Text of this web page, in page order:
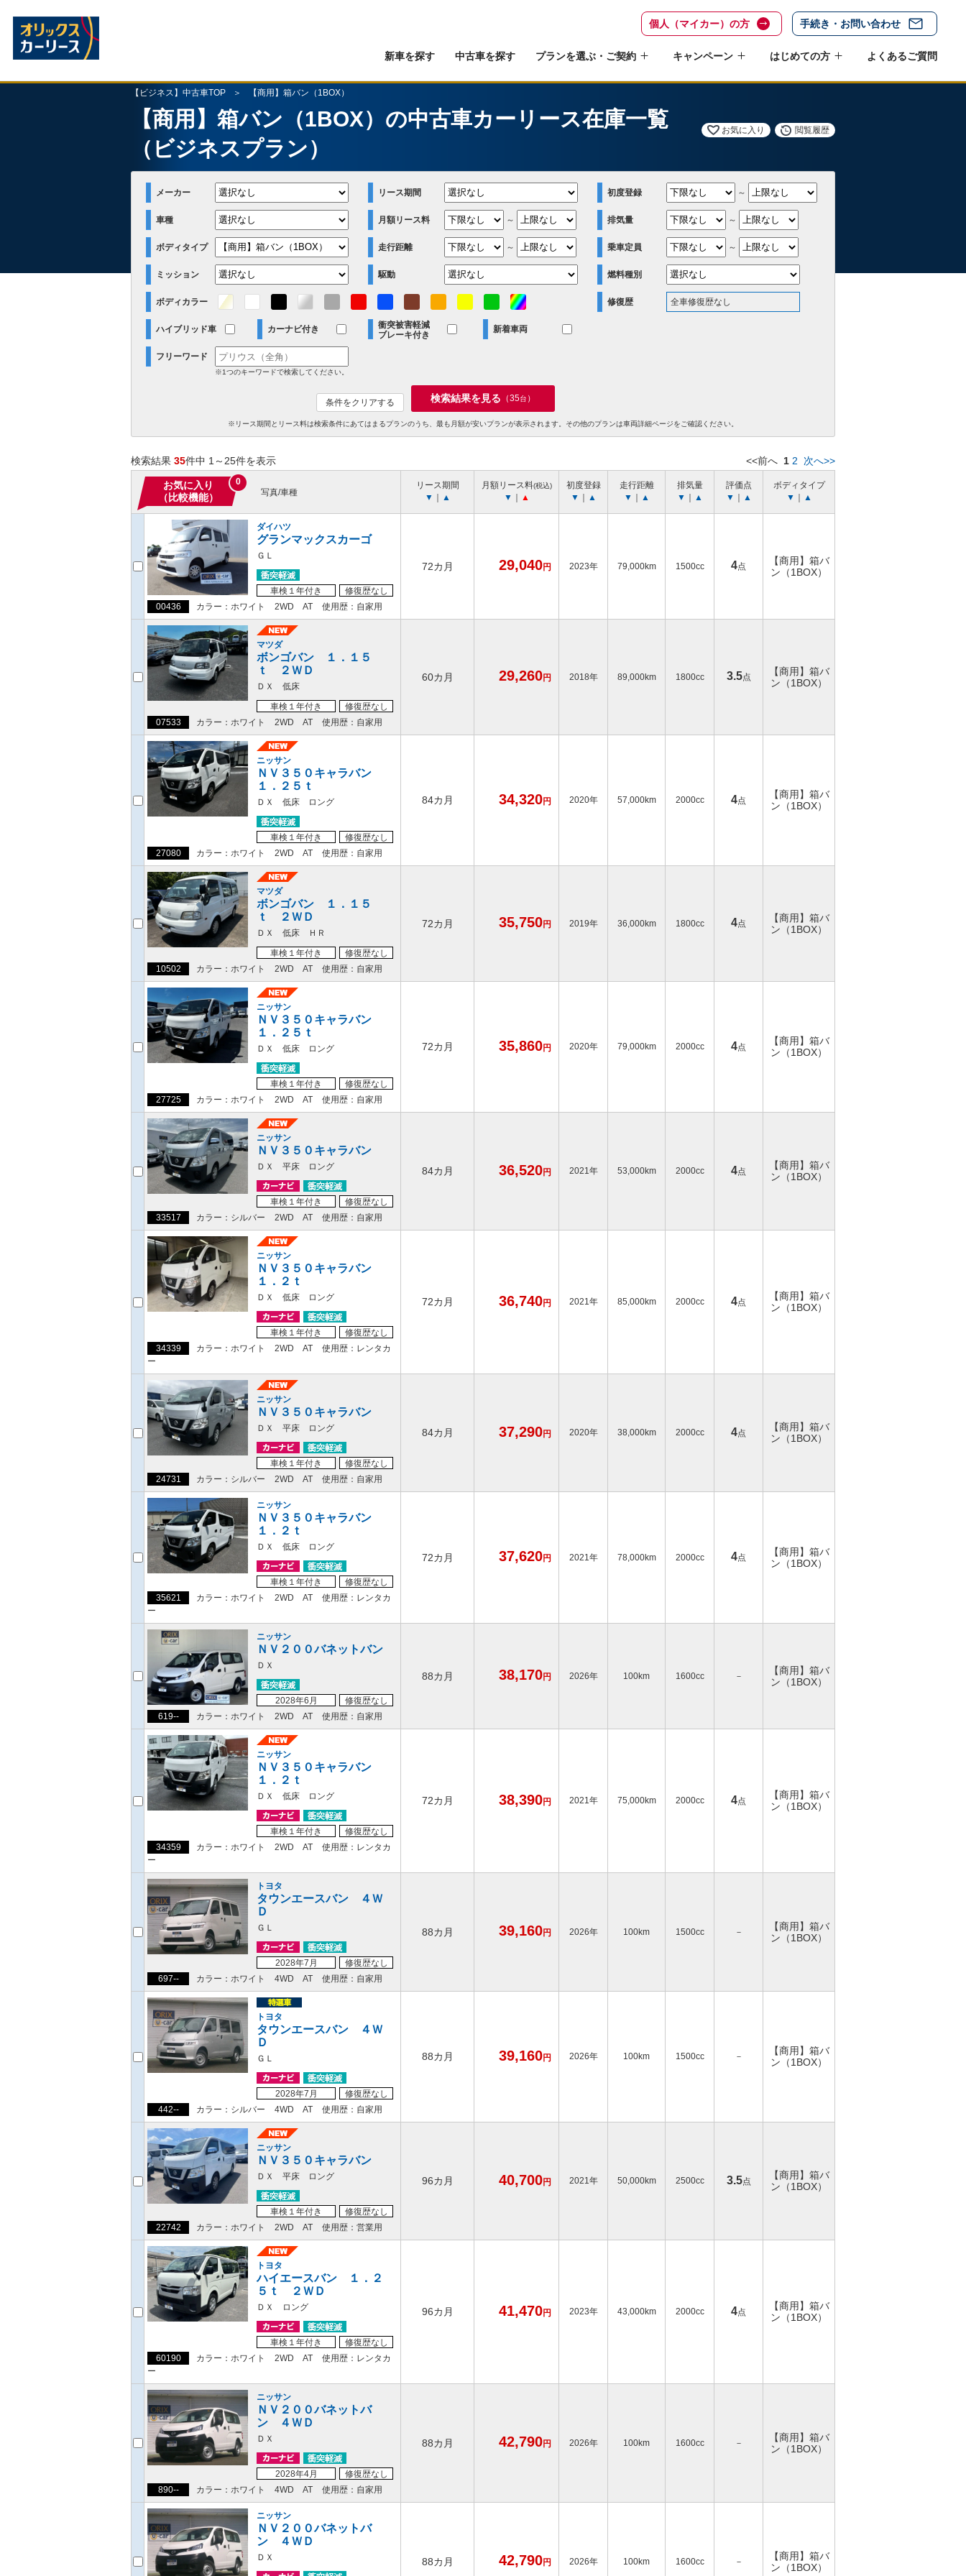
個人（マイカー）の方 手続き・お問い合わせ
新車を探す 中古車を探す プランを選ぶ・ご契約 キャンペーン はじめての方 よくあるご質問
【ビジネス】中古車TOP 【商用】箱バン（1BOX）
【商用】箱バン（1BOX）の中古車カーリース在庫一覧
（ビジネスプラン）
お気に入り 閲覧履歴
メーカー リース期間 初度登録 ～
車種 月額リース料 ～ 排気量 ～
ボディタイプ 走行距離 ～ 乗車定員 ～
ミッション 駆動 燃料種別
ボディカラー 修復歴 全車修復歴なし
ハイブリッド車 カーナビ付き
衝突被害軽減
ブレーキ付き
新着車両
フリーワード
※1つのキーワードで検索してください。
条件をクリアする 検索結果を見る （35台 ）
※リース期間とリース料は検索条件にあてはまるプランのうち、最も月額が安いプランが表示されます。その他のプランは車両詳細ページをご確認ください。
検索結果 35件中 1～25件を表示 <<前へ 1 2 次へ>>
お気に入り
（比較機能）
0
写真/車種
リース期間
▼
▲
月額リース料(税込)
▼ ▲
初度登録
▼
▲
走行距離
▼
▲
排気量
▼
▲
評価点
▼
▲
ボディタイプ
▼
▲
ダイハツ
グランマックスカーゴ
ＧＬ
車検１年付き
修復歴なし
00436
カラー：ホワイト 2WD AT 使用歴：自家用
72カ月 29,040円 2023年 79,000km 1500cc 4点
【商用】箱バ
ン（1BOX）
マツダ
ボンゴバン １．１５
ｔ ２ＷＤ
ＤＸ 低床
車検１年付き
修復歴なし
07533
カラー：ホワイト 2WD AT 使用歴：自家用
60カ月 29,260円 2018年 89,000km 1800cc 3.5点
【商用】箱バ
ン（1BOX）
ニッサン
ＮＶ３５０キャラバン
１．２５ｔ
ＤＸ 低床 ロング
車検１年付き
修復歴なし
27080
カラー：ホワイト 2WD AT 使用歴：自家用
84カ月 34,320円 2020年 57,000km 2000cc 4点
【商用】箱バ
ン（1BOX）
マツダ
ボンゴバン １．１５
ｔ ２ＷＤ
ＤＸ 低床 ＨＲ
車検１年付き
修復歴なし
10502
カラー：ホワイト 2WD AT 使用歴：自家用
72カ月 35,750円 2019年 36,000km 1800cc 4点
【商用】箱バ
ン（1BOX）
ニッサン
ＮＶ３５０キャラバン
１．２５ｔ
ＤＸ 低床 ロング
車検１年付き
修復歴なし
27725
カラー：ホワイト 2WD AT 使用歴：自家用
72カ月 35,860円 2020年 79,000km 2000cc 4点
【商用】箱バ
ン（1BOX）
ニッサン
ＮＶ３５０キャラバン
ＤＸ 平床 ロング
車検１年付き
修復歴なし
33517
カラー：シルバー 2WD AT 使用歴：自家用
84カ月 36,520円 2021年 53,000km 2000cc 4点
【商用】箱バ
ン（1BOX）
ニッサン
ＮＶ３５０キャラバン
１．２ｔ
ＤＸ 低床 ロング
車検１年付き
修復歴なし
34339
カラー：ホワイト 2WD AT
使用歴：レンタカ
ー
72カ月 36,740円 2021年 85,000km 2000cc 4点
【商用】箱バ
ン（1BOX）
ニッサン
ＮＶ３５０キャラバン
ＤＸ 平床 ロング
車検１年付き
修復歴なし
24731
カラー：シルバー 2WD AT 使用歴：自家用
84カ月 37,290円 2020年 38,000km 2000cc 4点
【商用】箱バ
ン（1BOX）
ニッサン
ＮＶ３５０キャラバン
１．２ｔ
ＤＸ 低床 ロング
車検１年付き
修復歴なし
35621
カラー：ホワイト 2WD AT
使用歴：レンタカ
ー
72カ月 37,620円 2021年 78,000km 2000cc 4点
【商用】箱バ
ン（1BOX）
ニッサン
ＮＶ２００バネットバン
ＤＸ
2028年6月
修復歴なし
619--
カラー：ホワイト 2WD AT 使用歴：自家用
88カ月 38,170円 2026年 100km 1600cc －
【商用】箱バ
ン（1BOX）
ニッサン
ＮＶ３５０キャラバン
１．２ｔ
ＤＸ 低床 ロング
車検１年付き
修復歴なし
34359
カラー：ホワイト 2WD AT
使用歴：レンタカ
ー
72カ月 38,390円 2021年 75,000km 2000cc 4点
【商用】箱バ
ン（1BOX）
トヨタ
タウンエースバン ４Ｗ
Ｄ
ＧＬ
2028年7月
修復歴なし
697--
カラー：ホワイト 4WD AT 使用歴：自家用
88カ月 39,160円 2026年 100km 1500cc －
【商用】箱バ
ン（1BOX）
トヨタ
タウンエースバン ４Ｗ
Ｄ
ＧＬ
2028年7月
修復歴なし
442--
カラー：シルバー 4WD AT 使用歴：自家用
88カ月 39,160円 2026年 100km 1500cc －
【商用】箱バ
ン（1BOX）
ニッサン
ＮＶ３５０キャラバン
ＤＸ 平床 ロング
車検１年付き
修復歴なし
22742
カラー：ホワイト 2WD AT 使用歴：営業用
96カ月 40,700円 2021年 50,000km 2500cc 3.5点
【商用】箱バ
ン（1BOX）
トヨタ
ハイエースバン １．２
５ｔ ２ＷＤ
ＤＸ ロング
車検１年付き
修復歴なし
60190
カラー：ホワイト 2WD AT
使用歴：レンタカ
ー
96カ月 41,470円 2023年 43,000km 2000cc 4点
【商用】箱バ
ン（1BOX）
ニッサン
ＮＶ２００バネットバ
ン ４ＷＤ
ＤＸ
2028年4月
修復歴なし
890--
カラー：ホワイト 4WD AT 使用歴：自家用
88カ月 42,790円 2026年 100km 1600cc －
【商用】箱バ
ン（1BOX）
ニッサン
ＮＶ２００バネットバ
ン ４ＷＤ
ＤＸ 88カ月 42,790円 2026年 100km 1600cc －
【商用】箱バ
ン（1BOX）